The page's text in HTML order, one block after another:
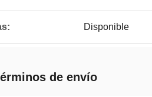
Disponible
de envío